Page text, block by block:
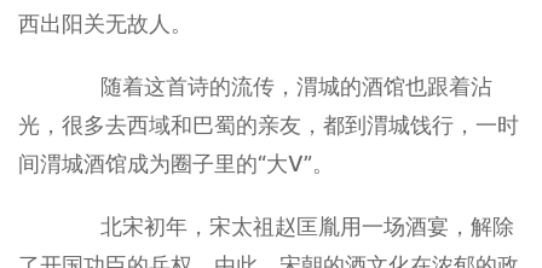
西出阳关无故人。
随着这首诗的流传，渭城的酒馆也跟着沾
光，很多去西域和巴蜀的亲友，都到渭城饯行，一时
间渭城酒馆成为圈子里的“大V”。
北宋初年，宋太祖赵匡胤用一场酒宴，解除